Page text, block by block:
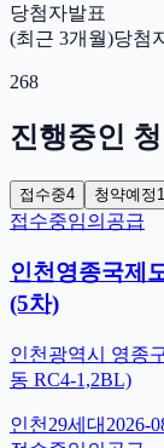
당첨자발표
(최근 3개월)당첨
268
진행중인
접수중4 청약예정
접수중임의공급
인천영종국제
(5차)
인천광역시 영종
동 RC4-1,2BL)
인천 29세대 2026-